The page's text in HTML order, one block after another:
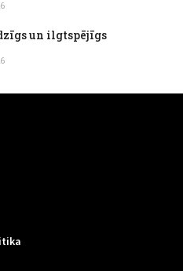
un ilgtspējīgs